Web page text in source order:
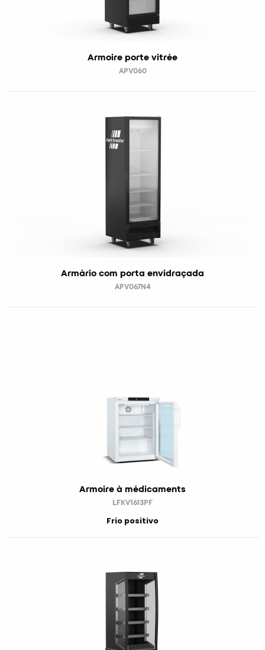
Armoire porte vitrée
APV060
Armário com porta envidraçada
APV067N4
Armoire à médicaments
LFKV1613PF
Frio positivo